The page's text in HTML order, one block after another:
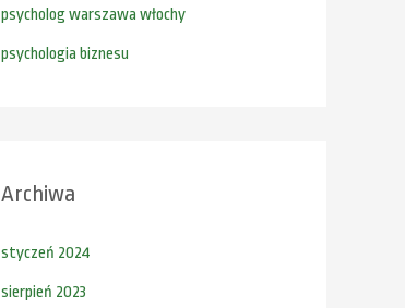
psycholog warszawa włochy
psychologia biznesu
Archiwa
styczeń 2024
sierpień 2023